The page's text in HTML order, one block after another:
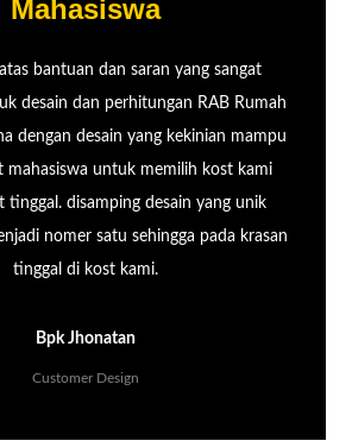
Mahasiswa
atas bantuan dan saran yang sangat
desain dan perhitungan RAB Rumah
dengan desain yang kekinian mampu
mahasiswa untuk memilih kost kami
tinggal. disamping desain yang unik
nomer satu sehingga pada krasan
tinggal di kost kami.
Bpk Jhonatan
Customer Design